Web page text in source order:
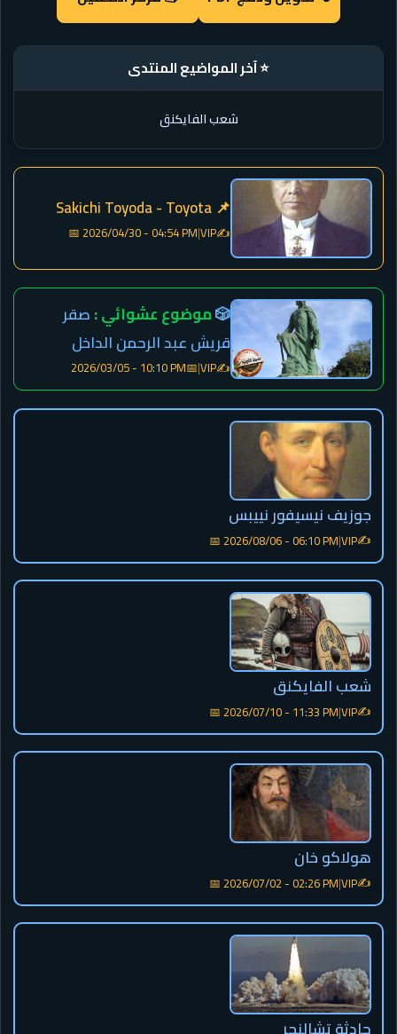
⭐ آخر المواضيع المنتدى
شعب الفايكنق
📌 Sakichi Toyoda - Toyota
✍️
VIP
|
📅 2026/04/30 - 04:54 PM
🎲موضوع عشوائي :صقر
قريش عبد الرحمن الداخل
✍️
VIP
|
📅
2026/03/05 - 10:10 PM
جوزيف نيسيفور نييبس
✍️
VIP
|
📅 2026/08/06 - 06:10 PM
شعب الفايكنق
✍️
VIP
|
📅 2026/07/10 - 11:33 PM
هولاكو خان
✍️
VIP
|
📅 2026/07/02 - 02:26 PM